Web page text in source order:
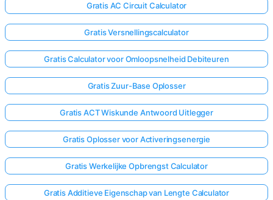
Gratis AC Circuit Calculator
Gratis Versnellingscalculator
Gratis Calculator voor Omloopsnelheid Debiteuren
Gratis Zuur-Base Oplosser
Gratis ACT Wiskunde Antwoord Uitlegger
Gratis Oplosser voor Activeringsenergie
Gratis Werkelijke Opbrengst Calculator
Gratis Additieve Eigenschap van Lengte Calculator